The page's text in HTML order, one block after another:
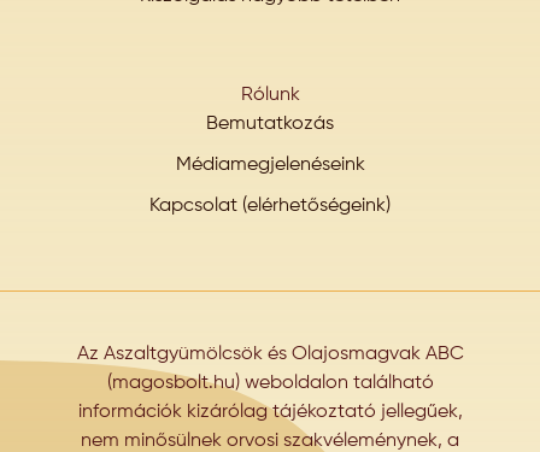
Rólunk
Bemutatkozás
Médiamegjelenéseink
Kapcsolat (elérhetőségeink)
Az Aszaltgyümölcsök és Olajosmagvak ABC
(magosbolt.hu) weboldalon található
információk kizárólag tájékoztató jellegűek,
nem minősülnek orvosi szakvéleménynek, a